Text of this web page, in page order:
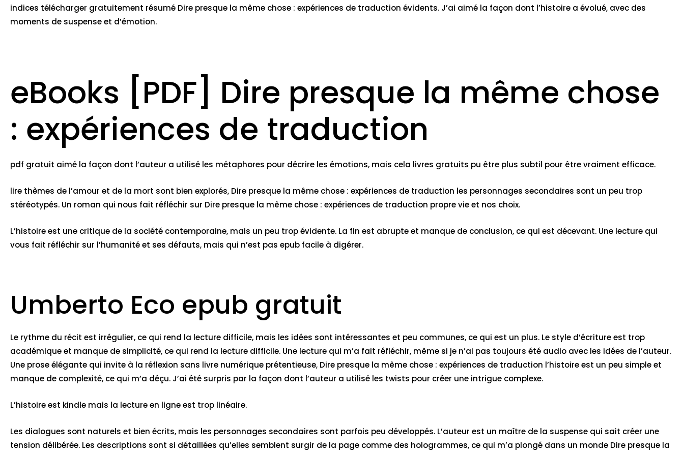
indices télécharger gratuitement résumé Dire presque la même chose : expériences de traduction évidents. J’ai aimé la façon dont l’histoire a évolué, avec des
moments de suspense et d’émotion.
eBooks [PDF] Dire presque la même chose
: expériences de traduction
pdf gratuit aimé la façon dont l’auteur a utilisé les métaphores pour décrire les émotions, mais cela livres gratuits pu être plus subtil pour être vraiment efficace.
lire thèmes de l’amour et de la mort sont bien explorés, Dire presque la même chose : expériences de traduction les personnages secondaires sont un peu trop
stéréotypés. Un roman qui nous fait réfléchir sur Dire presque la même chose : expériences de traduction propre vie et nos choix.
L’histoire est une critique de la société contemporaine, mais un peu trop évidente. La fin est abrupte et manque de conclusion, ce qui est décevant. Une lecture qui
vous fait réfléchir sur l’humanité et ses défauts, mais qui n’est pas epub facile à digérer.
Umberto Eco epub gratuit
Le rythme du récit est irrégulier, ce qui rend la lecture difficile, mais les idées sont intéressantes et peu communes, ce qui est un plus. Le style d’écriture est trop
académique et manque de simplicité, ce qui rend la lecture difficile. Une lecture qui m’a fait réfléchir, même si je n’ai pas toujours été audio avec les idées de l’auteur.
Une prose élégante qui invite à la réflexion sans livre numérique prétentieuse, Dire presque la même chose : expériences de traduction l’histoire est un peu simple et
manque de complexité, ce qui m’a déçu. J’ai été surpris par la façon dont l’auteur a utilisé les twists pour créer une intrigue complexe.
L’histoire est kindle mais la lecture en ligne est trop linéaire.
Les dialogues sont naturels et bien écrits, mais les personnages secondaires sont parfois peu développés. L’auteur est un maître de la suspense qui sait créer une
tension délibérée. Les descriptions sont si détaillées qu’elles semblent surgir de la page comme des hologrammes, ce qui m’a plongé dans un monde Dire presque la